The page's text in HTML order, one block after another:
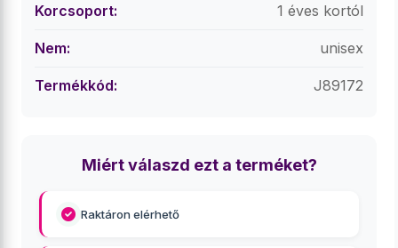
Korcsoport: 1 éves kortól
Nem: unisex
Termékkód: J89172
Miért válaszd ezt a terméket?
Raktáron elérhető